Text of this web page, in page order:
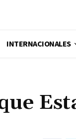
INTERNACIONALES